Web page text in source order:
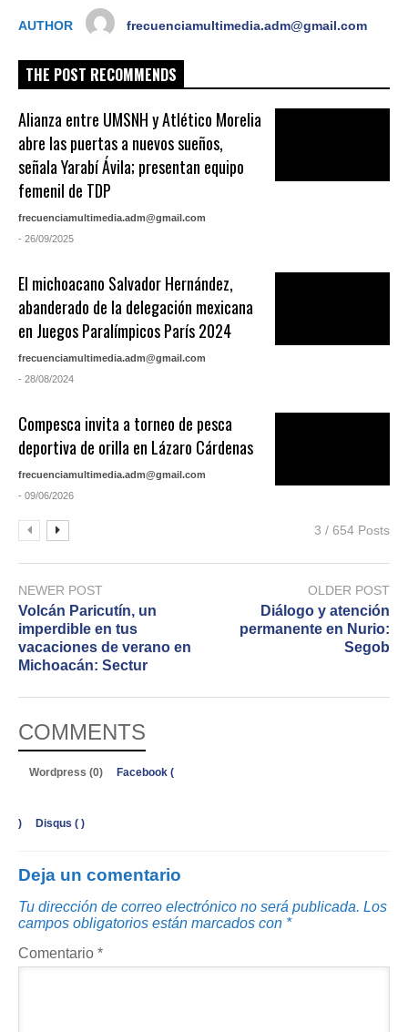
AUTHOR frecuenciamultimedia.adm@gmail.com
THE POST RECOMMENDS
Alianza entre UMSNH y Atlético Morelia
abre las puertas a nuevos sueños,
señala Yarabí Ávila; presentan equipo
femenil de TDP
frecuenciamultimedia.adm@gmail.com
- 26/09/2025
El michoacano Salvador Hernández,
abanderado de la delegación mexicana
en Juegos Paralímpicos París 2024
frecuenciamultimedia.adm@gmail.com
- 28/08/2024
Compesca invita a torneo de pesca
deportiva de orilla en Lázaro Cárdenas
frecuenciamultimedia.adm@gmail.com
- 09/06/2026
3 / 654 Posts
NEWER POST
Volcán Paricutín, un
imperdible en tus
vacaciones de verano en
Michoacán: Sectur
OLDER POST
Diálogo y atención
permanente en Nurio:
Segob
COMMENTS
Wordpress (0) Facebook (
) Disqus ( )
Deja un comentario
Tu dirección de correo electrónico no será publicada. Los
campos obligatorios están marcados con *
Comentario *